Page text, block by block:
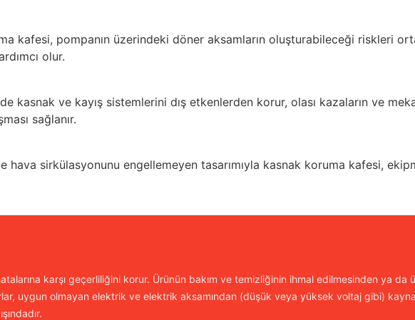
kafesi, pompanın üzerindeki döner aksamların oluşturabileceği riskleri
olur.
kasnak ve kayış sistemlerini dış etkenlerden korur, olası kazaların ve
sağlanır.
hava sirkülasyonunu engellemeyen tasarımıyla kasnak koruma kafesi,
karşı geçerliliğini korur. Ürünün bakım ve temizliğinin ihmal edilmesinden ya da
uygun olmayan elektrik ve elektrik aksamından (düşük veya yüksek voltaj gibi)